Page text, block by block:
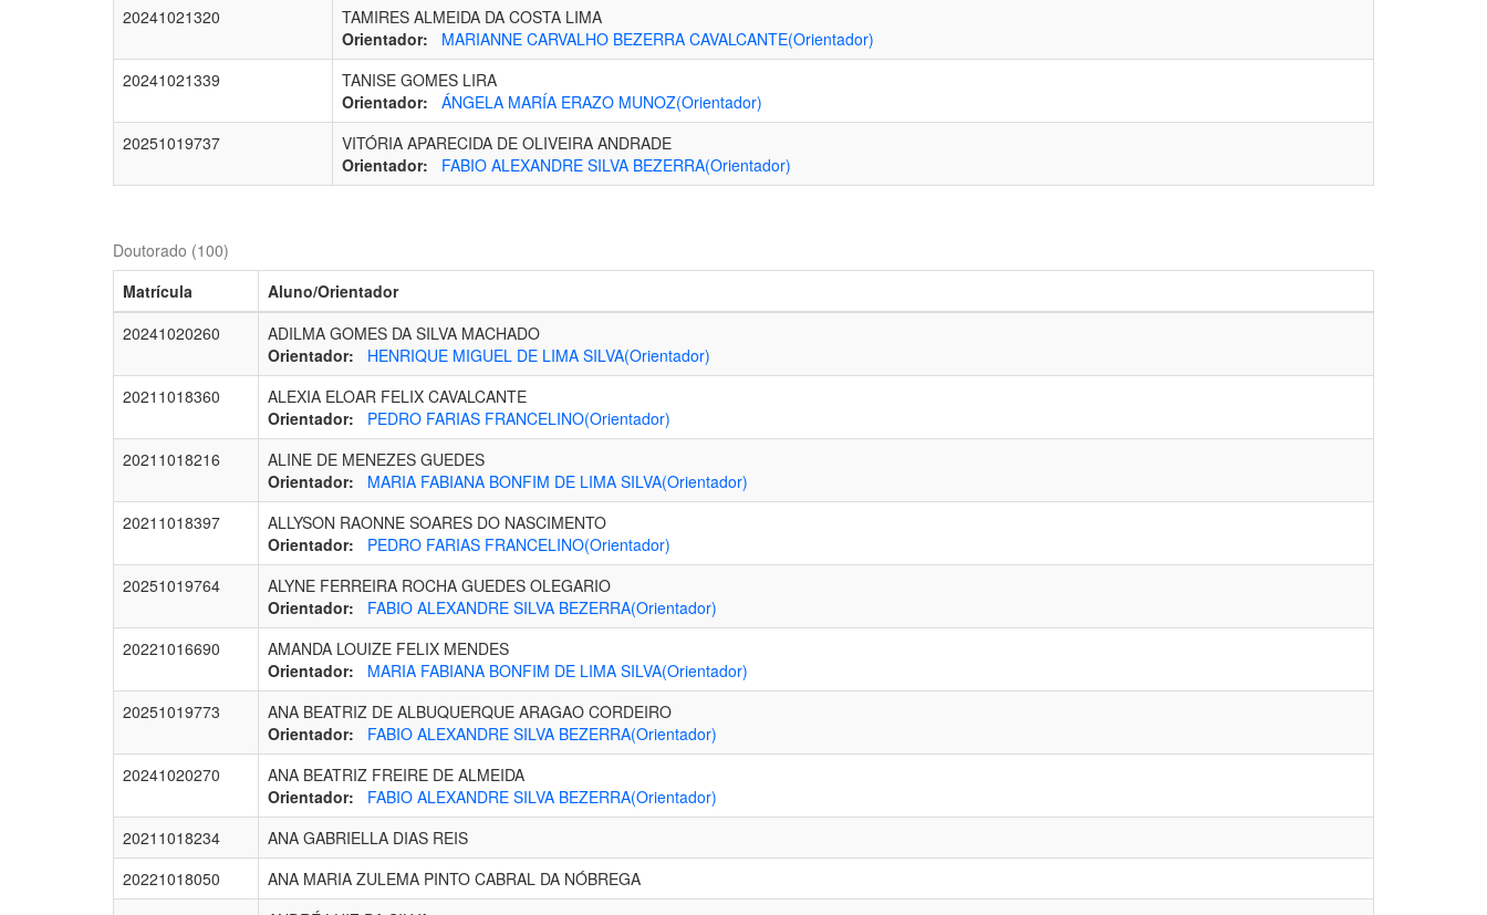
20241021320
TAMIRES ALMEIDA DA COSTA LIMA
Orientador:
MARIANNE CARVALHO BEZERRA CAVALCANTE(Orientador)
20241021339
TANISE GOMES LIRA
Orientador:
ÁNGELA MARÍA ERAZO MUNOZ(Orientador)
20251019737
VITÓRIA APARECIDA DE OLIVEIRA ANDRADE
Orientador:
FABIO ALEXANDRE SILVA BEZERRA(Orientador)
Doutorado (100)
Matrícula
Aluno/Orientador
20241020260
ADILMA GOMES DA SILVA MACHADO
Orientador:
HENRIQUE MIGUEL DE LIMA SILVA(Orientador)
20211018360
ALEXIA ELOAR FELIX CAVALCANTE
Orientador:
PEDRO FARIAS FRANCELINO(Orientador)
20211018216
ALINE DE MENEZES GUEDES
Orientador:
MARIA FABIANA BONFIM DE LIMA SILVA(Orientador)
20211018397
ALLYSON RAONNE SOARES DO NASCIMENTO
Orientador:
PEDRO FARIAS FRANCELINO(Orientador)
20251019764
ALYNE FERREIRA ROCHA GUEDES OLEGARIO
Orientador:
FABIO ALEXANDRE SILVA BEZERRA(Orientador)
20221016690
AMANDA LOUIZE FELIX MENDES
Orientador:
MARIA FABIANA BONFIM DE LIMA SILVA(Orientador)
20251019773
ANA BEATRIZ DE ALBUQUERQUE ARAGAO CORDEIRO
Orientador:
FABIO ALEXANDRE SILVA BEZERRA(Orientador)
20241020270
ANA BEATRIZ FREIRE DE ALMEIDA
Orientador:
FABIO ALEXANDRE SILVA BEZERRA(Orientador)
20211018234
ANA GABRIELLA DIAS REIS
20221018050
ANA MARIA ZULEMA PINTO CABRAL DA NÓBREGA